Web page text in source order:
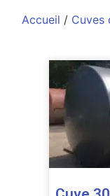
Accueil / Cuves